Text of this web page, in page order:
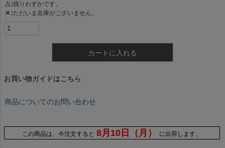
△ 残りわずかです。
✕ ただいま在庫がございません。
カートに入れる
お買い物ガイドはこちら
商品についてのお問い合わせ